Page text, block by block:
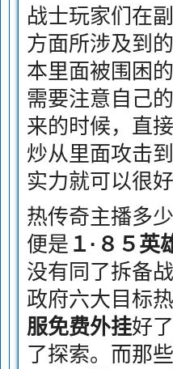
战士玩家们在
方面所涉及到
本里面被围困
需要注意自己
来的时候，直
炒从里面攻击
实力就可以很
热传奇主播多
便是 １·８５英
没有同了拆备
政府六大目标
服免费外挂好
了探索。而那